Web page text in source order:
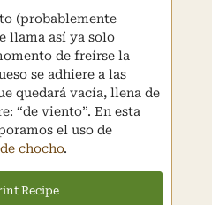
(probablemente
llama así ya solo
de freírse la
se adhiere a las
quedará vacía, llena de
“de viento”. En esta
el uso de
chocho.
Recipe